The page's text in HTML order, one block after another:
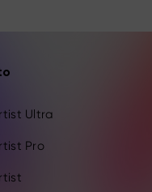
Ultra
Pro